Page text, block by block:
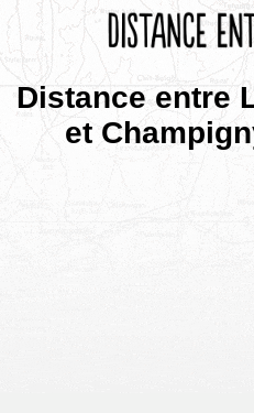
Distance entre
et